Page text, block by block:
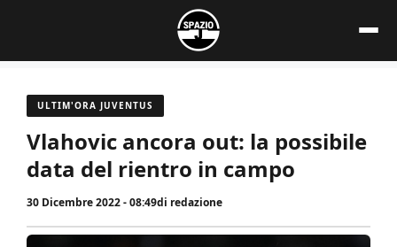
contenuto
ULTIM'ORA JUVENTUS
Vlahovic ancora out: la possibile
data del rientro in campo
30 Dicembre 2022 - 08:49di redazione